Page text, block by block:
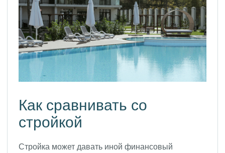
Как сравнивать со
стройкой
Стройка может давать иной финансовый